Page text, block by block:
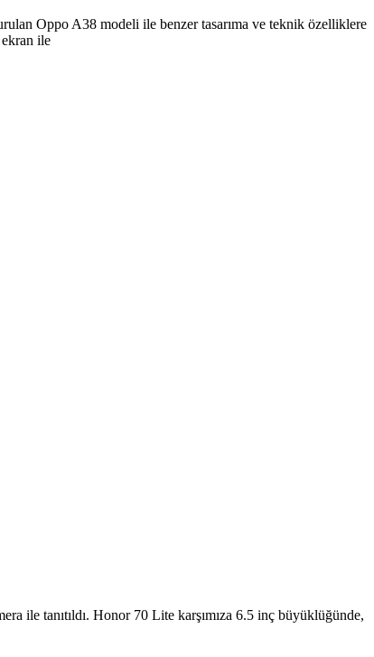
Oppo A38 modeli ile benzer tasarıma ve teknik özelliklere
ile
ile tanıtıldı. Honor 70 Lite karşımıza 6.5 inç büyüklüğünde,